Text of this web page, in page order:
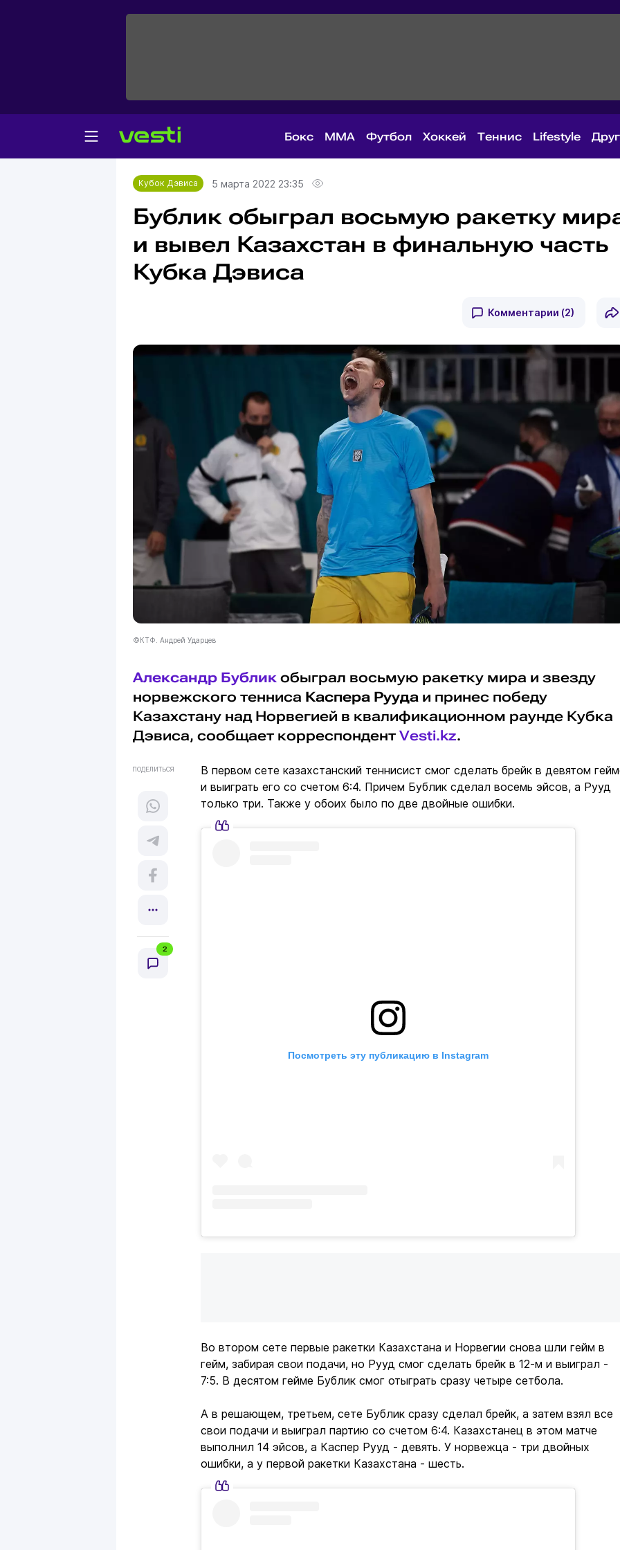
Бокс MMA Футбол Хоккей Теннис Lifestyle
Главная
Кубок Дэвиса
Кубок Дэвиса 5 марта 2022 23:35
Бублик обыграл восьмую ракетку
и вывел Казахстан в финальную часть
Кубка Дэвиса
Комментарии (2)
©КТФ. Андрей Ударцев
Александр Бублик обыграл восьмую ракетку мира и звезду
норвежского тенниса Каспера Рууда и принес победу
Казахстану над Норвегией в квалификационном раунде Кубка
Дэвиса, сообщает корреспондент Vesti.kz.
ПОДЕЛИТЬСЯ
2
В первом сете казахстанский теннисист смог сделать брейк в девятом
и выиграть его со счетом 6:4. Причем Бублик сделал восемь эйсов, а Рууд
только три. Также у обоих было по две двойные ошибки.
Посмотреть эту публикацию в Instagram
Во втором сете первые ракетки Казахстана и Норвегии снова шли гейм в
гейм, забирая свои подачи, но Рууд смог сделать брейк в 12-м и выиграл -
7:5. В десятом гейме Бублик смог отыграть сразу четыре сетбола.
А в решающем, третьем, сете Бублик сразу сделал брейк, а затем взял все
свои подачи и выиграл партию со счетом 6:4. Казахстанец в этом матче
выполнил 14 эйсов, а Каспер Рууд - девять. У норвежца - три двойных
ошибки, а у первой ракетки Казахстана - шесть.